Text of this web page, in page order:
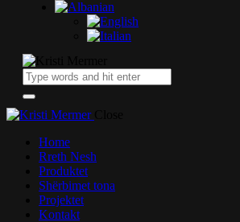
Home
Rreth Nesh
Produktet
Shërbimet tona
Projektet
Kontakt